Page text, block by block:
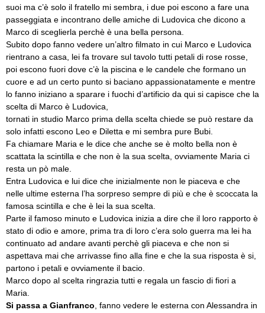
suoi ma c’è solo il fratello mi sembra, i due poi escono a fare una
passeggiata e incontrano delle amiche di Ludovica che dicono a
Marco di sceglierla perchè è una bella persona.
Subito dopo fanno vedere un’altro filmato in cui Marco e Ludovica
rientrano a casa, lei fa trovare sul tavolo tutti petali di rose rosse,
poi escono fuori dove c’è la piscina e le candele che formano un
cuore e ad un certo punto si baciano appassionatamente e mentre
lo fanno iniziano a sparare i fuochi d’artificio da qui si capisce che la
scelta di Marco è Ludovica,
tornati in studio Marco prima della scelta chiede se può restare da
solo infatti escono Leo e Diletta e mi sembra pure Bubi.
Fa chiamare Maria e le dice che anche se è molto bella non è
scattata la scintilla e che non è la sua scelta, ovviamente Maria ci
resta un pò male.
Entra Ludovica e lui dice che inizialmente non le piaceva e che
nelle ultime esterna l’ha sorpreso sempre di più e che è scoccata la
famosa scintilla e che è lei la sua scelta.
Parte il famoso minuto e Ludovica inizia a dire che il loro rapporto è
stato di odio e amore, prima tra di loro c’era solo guerra ma lei ha
continuato ad andare avanti perchè gli piaceva e che non si
aspettava mai che arrivasse fino alla fine e che la sua risposta è si,
partono i petali e ovviamente il bacio.
Marco dopo al scelta ringrazia tutti e regala un fascio di fiori a
Maria.
Si passa a Gianfranco , fanno vedere le esterna con Alessandra in